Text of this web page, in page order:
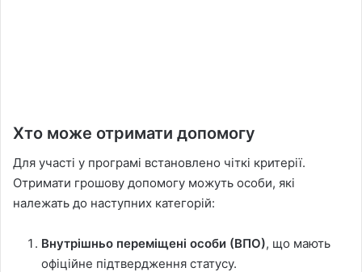
Хто може отримати допомогу
Для участі у програмі встановлено чіткі критерії.
Отримати грошову допомогу можуть особи, які
належать до наступних категорій:
Внутрішньо переміщені особи (ВПО), що мають
офіційне підтвердження статусу.